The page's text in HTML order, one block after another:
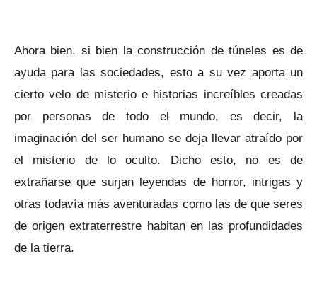
Ahora bien, si bien la construcción de túneles es de
ayuda para las sociedades, esto a su vez aporta un
cierto velo de misterio e historias increíbles creadas
por personas de todo el mundo, es decir, la
imaginación del ser humano se deja llevar atraído por
el misterio de lo oculto. Dicho esto, no es de
extrañarse que surjan leyendas de horror, intrigas y
otras todavía más aventuradas como las de que seres
de origen extraterrestre habitan en las profundidades
de la tierra.